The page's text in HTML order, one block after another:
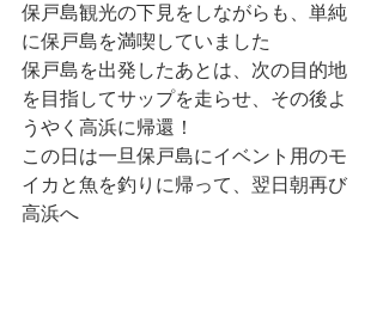
保戸島観光の下見をしながらも、単純
に保戸島を満喫していました
保戸島を出発したあとは、次の目的地
を目指してサップを走らせ、その後よ
うやく高浜に帰還！
この日は一旦保戸島にイベント用のモ
イカと魚を釣りに帰って、翌日朝再び
高浜へ